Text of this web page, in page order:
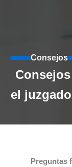
Consejos
el
Preguntas